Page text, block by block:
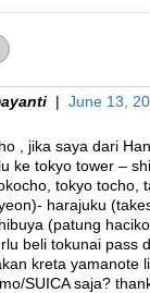
| June 13,
, jika saya dari
ke tokyo tower –
tokyo tocho,
harajuku
(patung
beli tokunai pass
kreta yamanote
SUICA saja?